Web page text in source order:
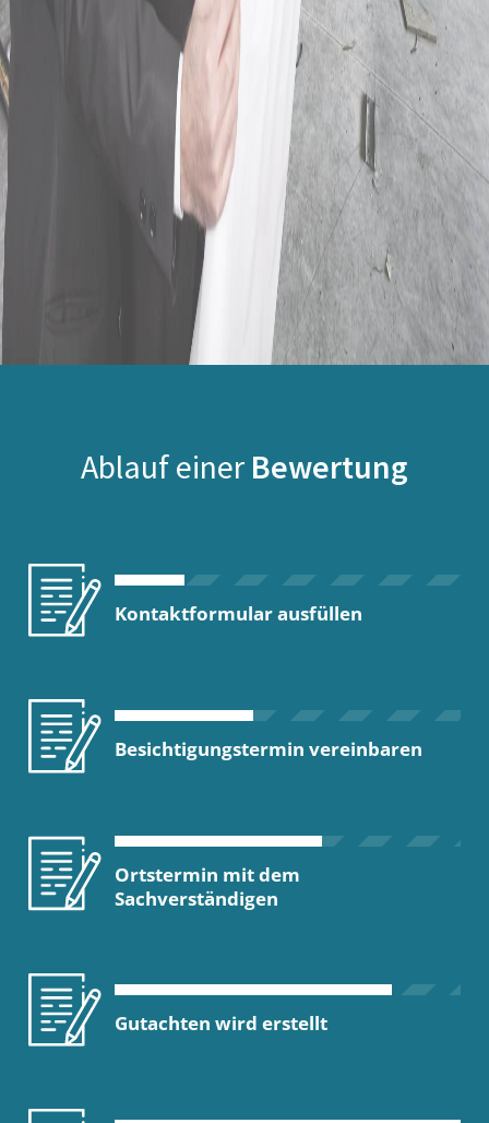
Ablauf einer Bewertung
Kontaktformular ausfüllen
Besichtigungstermin vereinbaren
Ortstermin mit dem
Sachverständigen
Gutachten wird erstellt